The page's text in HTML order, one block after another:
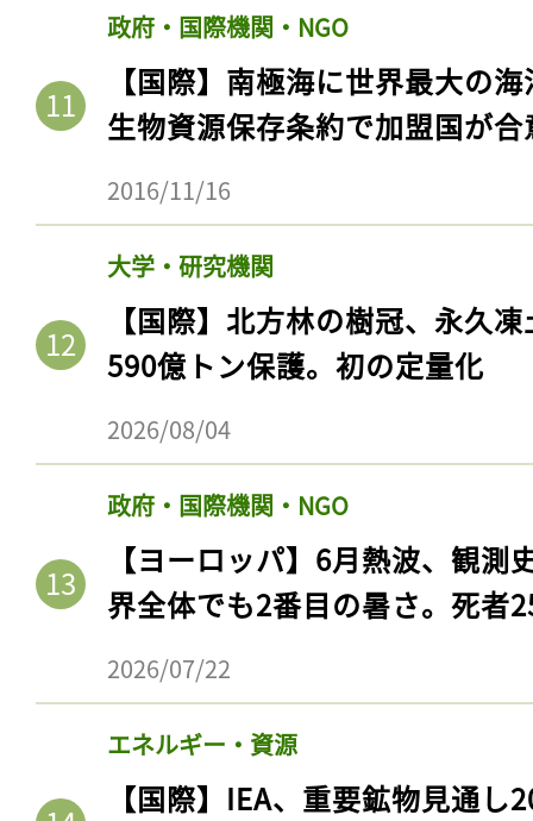
政府・国際機関・NGO
【国際】南極海に世界最大の
生物資源保存条約で加盟国が合
2016/11/16
大学・研究機関
【国際】北方林の樹冠、永久
590億トン保護。初の定量化
2026/08/04
政府・国際機関・NGO
【ヨーロッパ】6月熱波、観
界全体でも2番目の暑さ。死者
2026/07/22
エネルギー・資源
【国際】IEA、重要鉱物見通
記事をお気に入りに
ログインが必